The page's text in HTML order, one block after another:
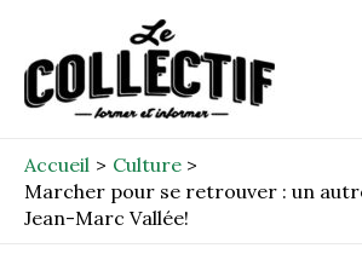
contenu
Accueil
Culture
Marcher pour se retrouver : un
Jean-Marc Vallée!
navigation